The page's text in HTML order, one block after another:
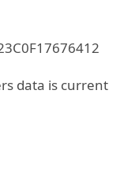
data is current